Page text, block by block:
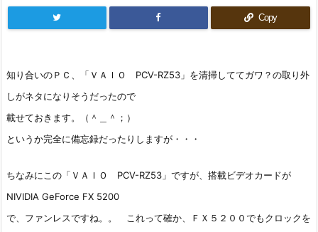
Copy
知り合いのＰＣ、「ＶＡＩＯ PCV-RZ53」を清掃しててガワ？の取り外
しがネタになりそうだったので
載せておきます。（＾＿＾；）
というか完全に備忘録だったりしますが・・・
ちなみにこの「ＶＡＩＯ PCV-RZ53」ですが、搭載ビデオカードが
NIVIDIA GeForce FX 5200
で、ファンレスですね。。 これって確か、ＦＸ５２００でもクロックを